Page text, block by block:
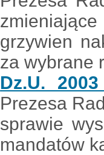
grzywien
za wybrane
Dz.U.
Prezesa
sprawie
mandatów